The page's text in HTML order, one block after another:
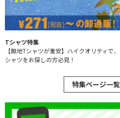
Tシャツ特集
【無地Tシャツが激安】ハイクオリティで
シャツをお探しの方必見！
特集ページ一